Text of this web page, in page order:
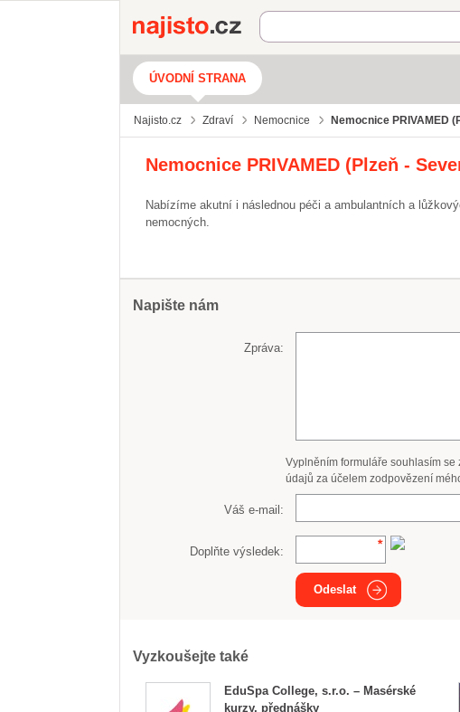
Najisto.cz
ÚVODNÍ STRANA
Najisto.cz Zdraví Nemocnice Nemocnice PRIVAMED
Nemocnice PRIVAMED (Plzeň -
Nabízíme akutní i následnou péči a ambulantních a
nemocných.
Napište nám
Zpráva:
Vyplněním formuláře souhlasím se
údajů za účelem zodpovězení
Váš e-mail:
Doplňte výsledek:
Odeslat
Vyzkoušejte také
EduSpa College, s.r.o. – Masérské
kurzy, přednášky